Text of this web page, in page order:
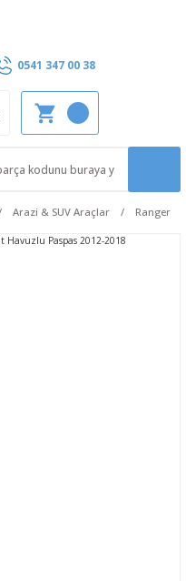
0541 347 00 38
Arazi & SUV Araçlar Ranger